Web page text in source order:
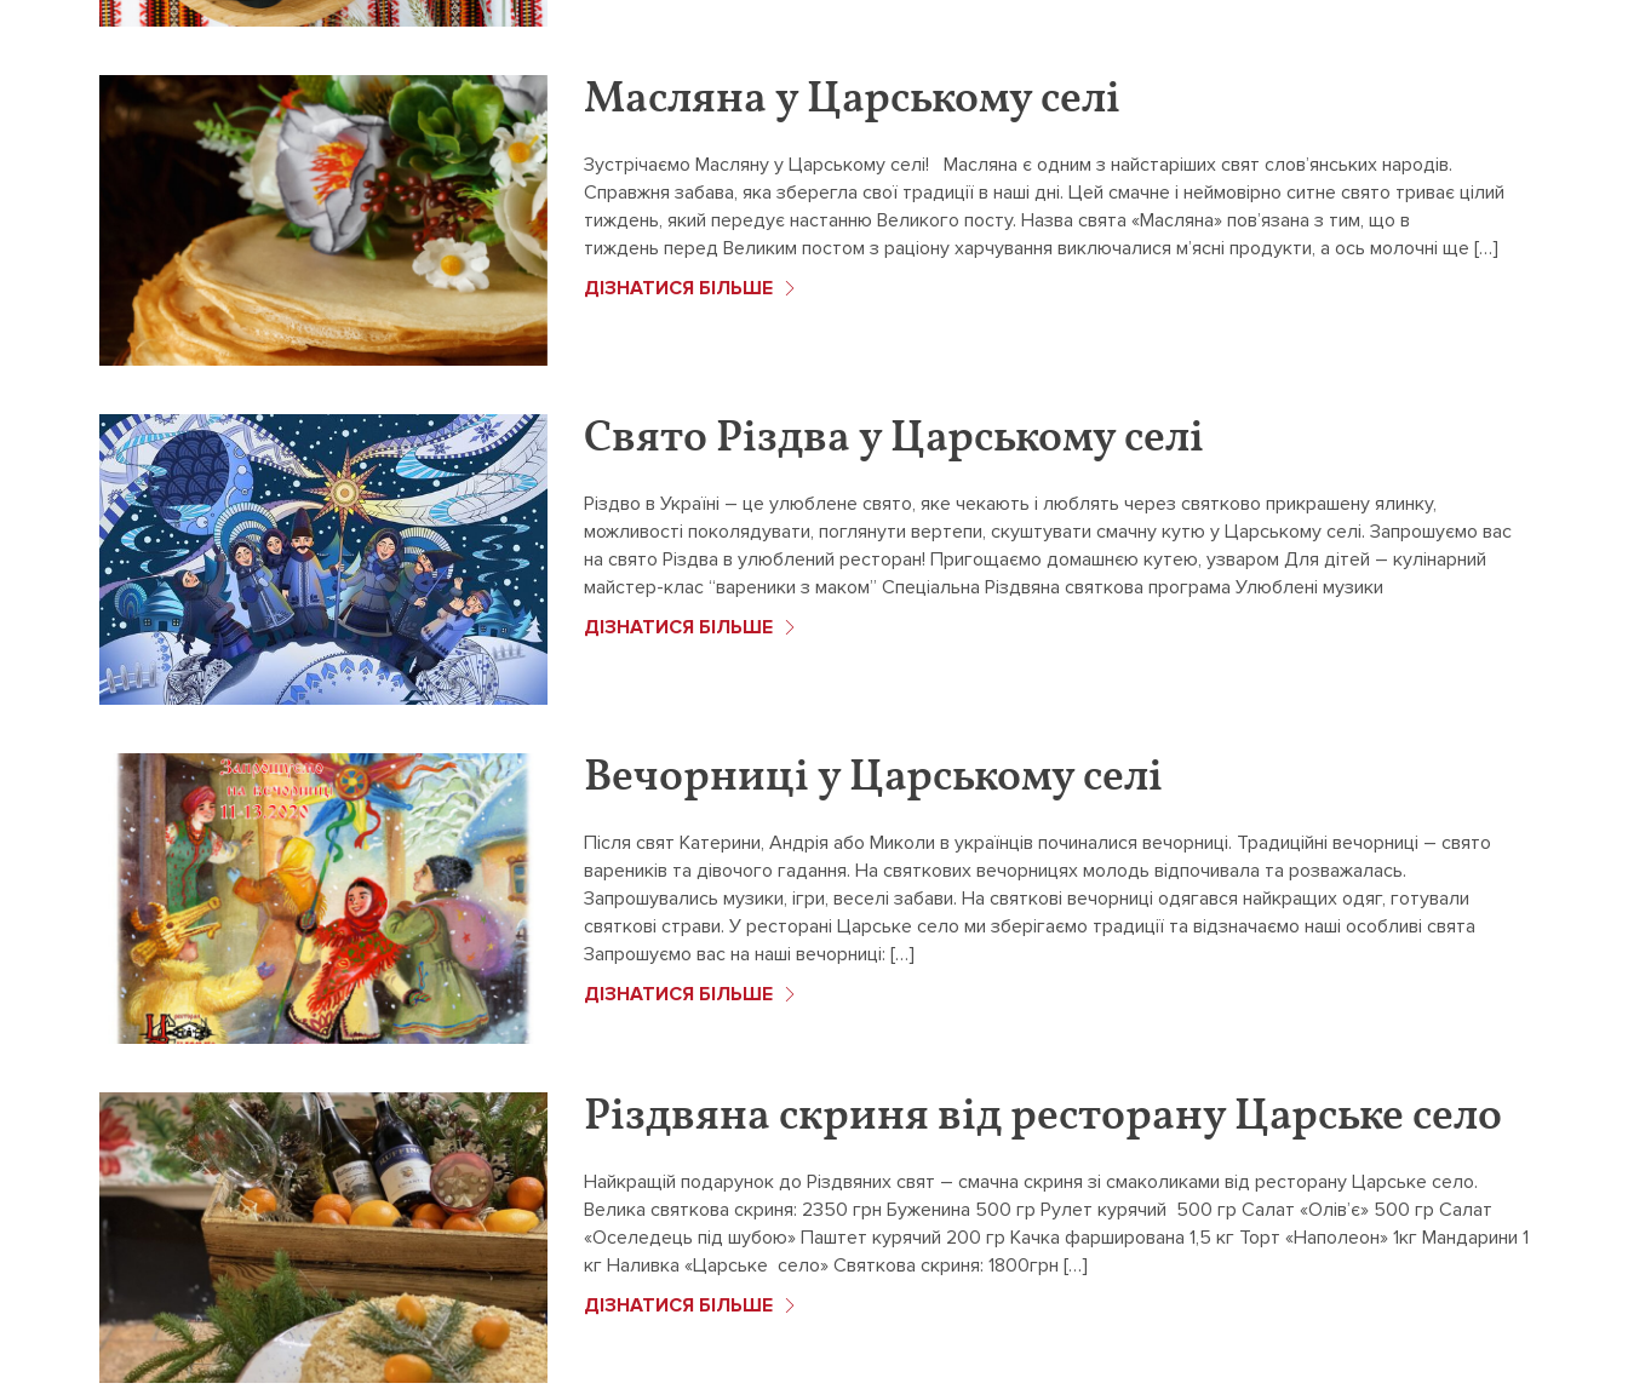
Масляна у Царському селі
Зустрічаємо Масляну у Царському селі! Масляна є одним з найстаріших свят слов’янських народів.
Справжня забава, яка зберегла свої традиції в наші дні. Цей смачне і неймовірно ситне свято триває цілий
тиждень, який передує настанню Великого посту. Назва свята «Масляна» пов’язана з тим, що в
тиждень перед Великим постом з раціону харчування виключалися м’ясні продукти, а ось молочні ще […]
ДІЗНАТИСЯ БІЛЬШЕ
Свято Різдва у Царському селі
Різдво в Україні – це улюблене свято, яке чекають і люблять через святково прикрашену ялинку,
можливості поколядувати, поглянути вертепи, скуштувати смачну кутю у Царському селі. Запрошуємо вас
на свято Різдва в улюблений ресторан! Пригощаємо домашнєю кутею, узваром Для дітей – кулінарний
майстер-клас “вареники з маком” Спеціальна Різдвяна святкова програма Улюблені музики
ДІЗНАТИСЯ БІЛЬШЕ
Вечорниці у Царському селі
Після свят Катерини, Андрія або Миколи в українців починалися вечорниці. Традиційні вечорниці – свято
вареників та дівочого гадання. На святкових вечорницях молодь відпочивала та розважалась.
Запрошувались музики, ігри, веселі забави. На святкові вечорниці одягався найкращих одяг, готували
святкові страви. У ресторані Царське село ми зберігаємо традиції та відзначаємо наші особливі свята
Запрошуємо вас на наші вечорниці: […]
ДІЗНАТИСЯ БІЛЬШЕ
Різдвяна скриня від ресторану Царське село
Найкращій подарунок до Різдвяних свят – смачна скриня зі смаколиками від ресторану Царське село.
Велика святкова скриня: 2350 грн Буженина 500 гр Рулет курячий 500 гр Салат «Олів’є» 500 гр Салат
«Оселедець під шубою» Паштет курячий 200 гр Качка фарширована 1,5 кг Торт «Наполеон» 1кг Мандарини 1
кг Наливка «Царське село» Святкова скриня: 1800грн […]
ДІЗНАТИСЯ БІЛЬШЕ